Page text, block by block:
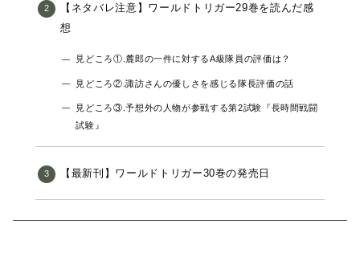
【ネタバレ注意】ワールドトリガー29巻を読んだ感
想
見どころ①.麓郎の一件に対するA級隊員の評価は？
見どころ②.諏訪さんの優しさを感じる隊長評価の話
見どころ③.予想外の人物が参戦する第2試験『長時間戦闘
試験』
【最新刊】ワールドトリガー30巻の発売日